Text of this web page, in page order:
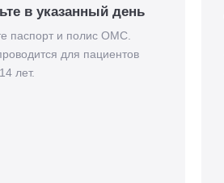
в указанный день
паспорт и полис ОМС.
для пациентов
лет.